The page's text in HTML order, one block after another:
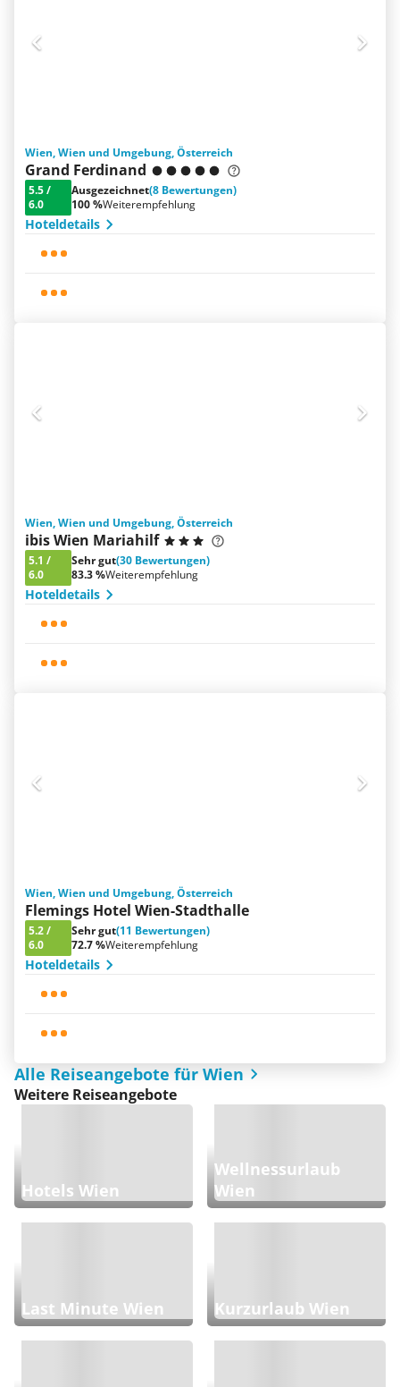
Wien, Wien und Umgebung, Österreich
Grand Ferdinand
5.5/
6.0
Ausgezeichnet(8 Bewertungen)
100 %Weiterempfehlung
Hoteldetails
Wien, Wien und Umgebung, Österreich
ibis Wien Mariahilf
5.1 /
6.0
Sehr gut(30 Bewertungen)
83.3 %Weiterempfehlung
Hoteldetails
Wien, Wien und Umgebung, Österreich
Flemings Hotel Wien-Stadthalle
5.2/
6.0
Sehr gut(11 Bewertungen)
72.7 %Weiterempfehlung
Hoteldetails
Alle Reiseangebote für Wien
Weitere Reiseangebote
Hotels Wien
Wellnessurlaub
Wien
Last Minute Wien Kurzurlaub Wien